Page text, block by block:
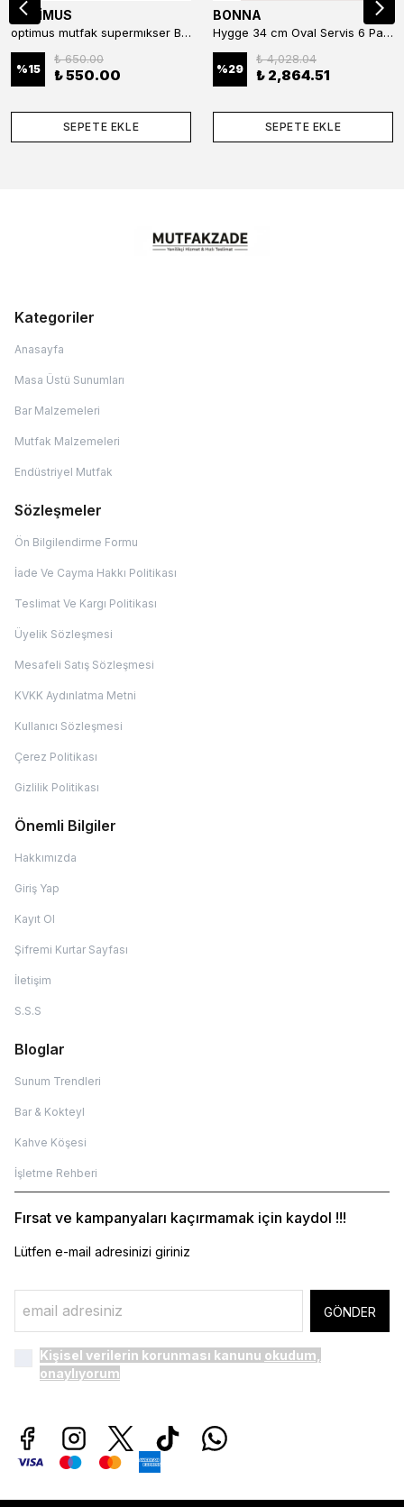
OPTİMUS
optimus mutfak supermıkser Bar Konteyner 6'lı 50×16×9 cm Kapaklı Polikarbon Organizer Bar & Kafe
%15
₺ 650.00
₺ 550.00
SEPETE EKLE
BONNA
Hygge 34 cm Oval Servis 6 Parça
%29
₺ 4,028.04
₺ 2,864.51
SEPETE EKLE
Kategoriler
Anasayfa
Masa Üstü Sunumları
Bar Malzemeleri
Mutfak Malzemeleri
Endüstriyel Mutfak
Sözleşmeler
Ön Bilgilendirme Formu
İade Ve Cayma Hakkı Politikası
Teslimat Ve Kargı Politikası
Üyelik Sözleşmesi
Mesafeli Satış Sözleşmesi
KVKK Aydınlatma Metni
Kullanıcı Sözleşmesi
Çerez Politikası
Gizlilik Politikası
Önemli Bilgiler
Hakkımızda
Giriş Yap
Kayıt Ol
Şifremi Kurtar Sayfası
İletişim
S.S.S
Bloglar
Sunum Trendleri
Bar & Kokteyl
Kahve Köşesi
İşletme Rehberi
Fırsat ve kampanyaları kaçırmamak için kaydol !!!
Lütfen e-mail adresinizi giriniz
GÖNDER
Kişisel verilerin korunması kanunu okudum,
onaylıyorum